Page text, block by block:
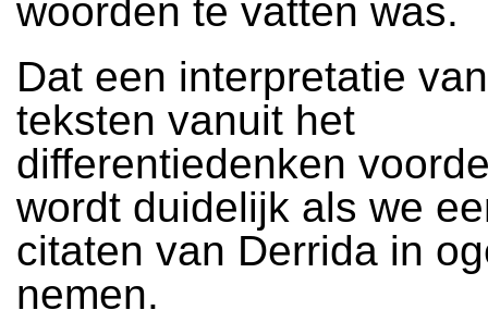
woorden te vatten was.
Dat een interpretatie
teksten vanuit het
differentiedenken
wordt duidelijk als we
citaten van Derrida in
nemen.